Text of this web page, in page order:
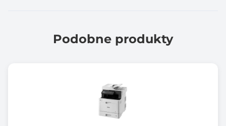
40.0 stron/min
Maksymalna gramatura papieru
Podobne produkty